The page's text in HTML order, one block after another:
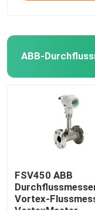
ABB-
ABB-Level-Sender
System zur
ABB-
FSV450 ABB
Vortex-